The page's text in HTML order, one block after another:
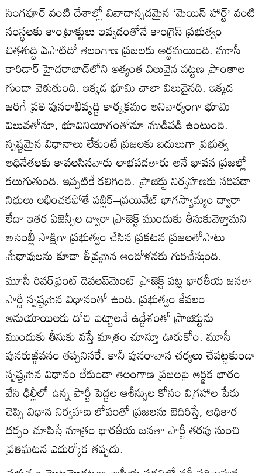
సింగపూర్ వంటి దేశాల్లో వివాదాస్పదమైన ‘మెయిన్‌ హార్ట్’ వంటి
సంస్థలకు కాంట్రాక్టులు ఇవ్వడంతోనే కాంగ్రెస్ ప్రభుత్వం
చిత్తశుద్ధి ఏపాటిదో తెలంగాణ ప్రజలకు అర్థమయింది. మూసీ
కారిడార్ హైదరాబాద్‌లోని అత్యంత విలువైన పట్టణ ప్రాంతాల
గుండా వెళుతుంది. ఇక్కడ భూమి చాలా విలువైనది. ఇక్కడ
జరిగే ప్రతి పునరాభివృద్ధి కార్యక్రమం అనివార్యంగా భూమి
విలువతోనూ, భూవినియోగంతోనూ ముడిపడి ఉంటుంది.
స్పష్టమైన విధానాలు లేకుంటే ప్రజలకు బదులుగా ప్రభుత్వ
అధినేతలకు కావలసినవారు లాభపడతారు అనే భావన ప్రజల్లో
కలుగుతుంది. ఇప్పటికే కలిగింది. ప్రాజెక్టు నిర్వహణకు సరిపడా
నిధులు లభించకపోతే పబ్లిక్‌–ప్రయివేట్‌ భాగస్వామ్యం ద్వారా
లేదా ఇతర ఏజెన్సీల ద్వారా ప్రాజెక్ట్ ముందుకు తీసుకువెళ్తామని
అసెంబ్లీ సాక్షిగా ప్రభుత్వం చేసిన ప్రకటన ప్రజలతోపాటు
మేధావులను కూడా తీవ్రమైన ఆందోళనకు గురిచేస్తుంది.
మూసీ రివర్‌ఫ్రంట్ డెవలప్‌మెంట్ ప్రాజెక్ట్ పట్ల భారతీయ జనతా
పార్టీ స్పష్టమైన విధానంతో ఉంది. ప్రభుత్వం కేవలం
అనుయాయిలకు దోచి పెట్టాలనే ఉద్దేశంతో ప్రాజెక్టును
ముందుకు తీసుకు వస్తే మాత్రం చూస్తూ ఊరుకోం. మూసీ
పునరుజ్జీవనం తప్పనిసరే. కానీ పునరావాస చర్యలు చేపట్టకుండా
స్పష్టమైన విధానం లేకుండా తెలంగాణ ప్రజలపై ఆర్థిక భారం
వేసి ఢిల్లీలో ఉన్న పార్టీ పెద్దల ఆశీస్సుల కోసం విగ్రహాల పేరు
చెప్పి విధాన నిర్వహణ లోపంతో ప్రజలను బెదిరిస్తే, అధికార
దర్పం చూపిస్తే మాత్రం భారతీయ జనతా పార్టీ తరపు నుంచి
ప్రతిఘటన ఎదుర్కోక తప్పదు.